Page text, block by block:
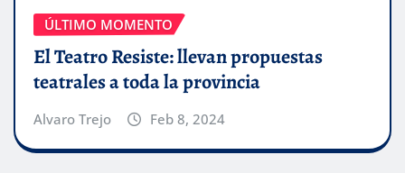
ÚLTIMO MOMENTO
El Teatro Resiste: llevan propuestas
teatrales a toda la provincia
Alvaro Trejo Feb 8, 2024